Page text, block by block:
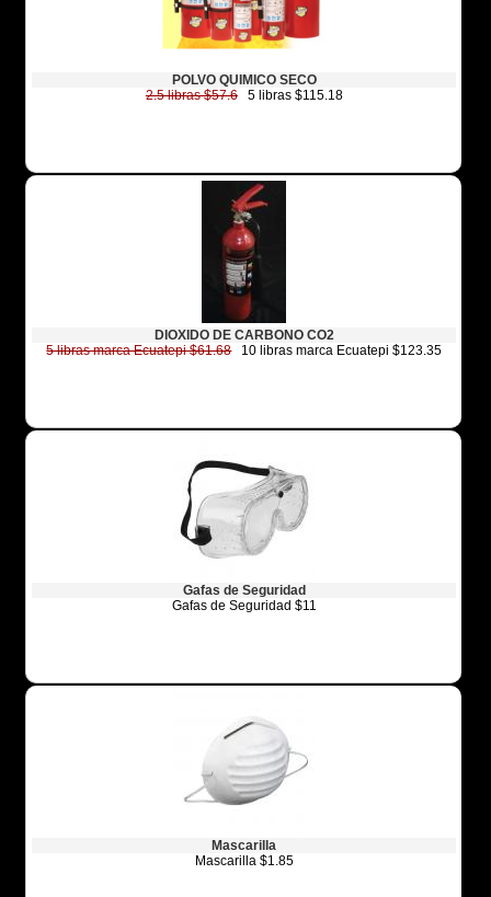
POLVO QUIMICO SECO
2.5 libras $57.65 libras $115.18
DIOXIDO DE CARBONO CO2
5 libras marca Ecuatepi $61.6810 libras marca Ecuatepi $123.35
Gafas de Seguridad
Gafas de Seguridad $11
Mascarilla
Mascarilla $1.85